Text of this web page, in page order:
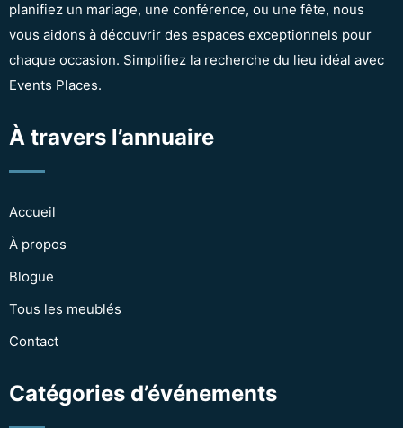
planifiez un mariage, une conférence, ou une fête, nous
vous aidons à découvrir des espaces exceptionnels pour
chaque occasion. Simplifiez la recherche du lieu idéal avec
Events Places.
À travers l’annuaire
Accueil
À propos
Blogue
Tous les meublés
Contact
Catégories d’événements